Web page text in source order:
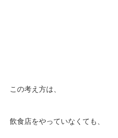
この考え方は、
飲食店をやっていなくても、